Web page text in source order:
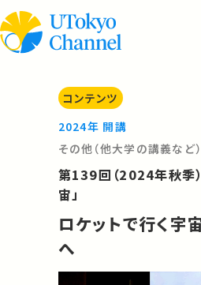
コンテンツ
2024年 開講
その他（他大学の講義など）
第139回（2024年秋季
宙」
ロケットで行く宇
へ